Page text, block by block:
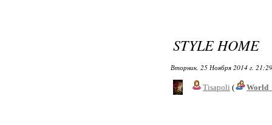
STYLE HOME
Вторник, 25 Ноября 2014 г.
Tisapoli (